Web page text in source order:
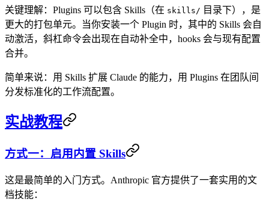
关键理解：Plugins 可以包含 Skills（在 skills/ 目录下），是
更大的打包单元。当你安装一个 Plugin 时，其中的 Skills 会自
动激活，斜杠命令会出现在自动补全中，hooks 会与现有配置
合并。
简单来说：用 Skills 扩展 Claude 的能力，用 Plugins 在团队间
分发标准化的工作流配置。
实战教程
方式一：启用内置 Skills
这是最简单的入门方式。Anthropic 官方提供了一套实用的文
档技能：